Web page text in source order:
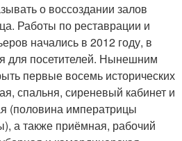
о воссоздании залов
Работы по реставрации и
начались в 2012 году, в
для посетителей. Нынешним
первые восемь исторических
спальня, сиреневый кабинет и
(половина императрицы
а также приёмная, рабочий